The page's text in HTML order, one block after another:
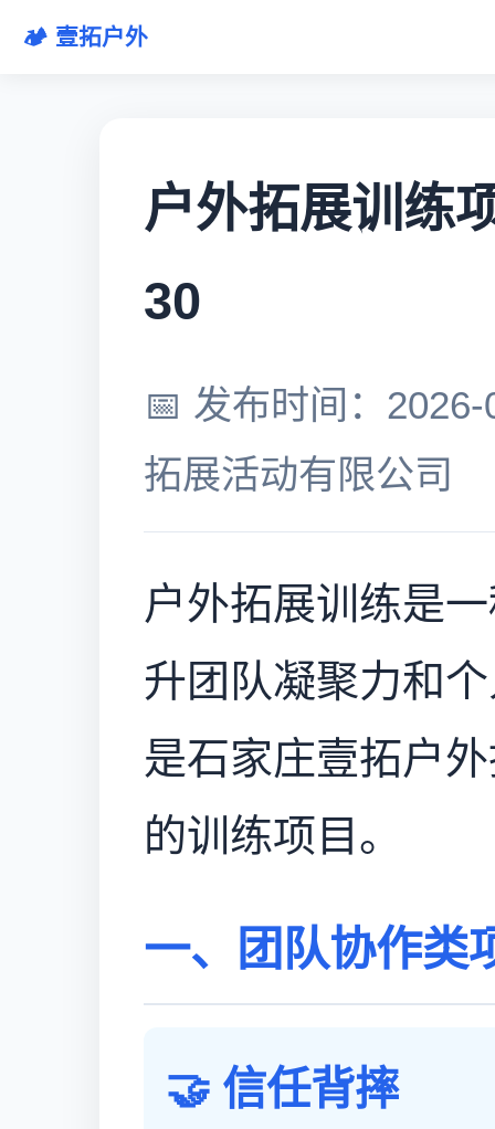
🏕️ 壹拓户外
户外拓展训练
30
📅 发布时间：
拓展活动有限公司
户外拓展训练是
升团队凝聚力和
是石家庄壹拓户
的训练项目。
一、团队协作类
🤝 信任背摔